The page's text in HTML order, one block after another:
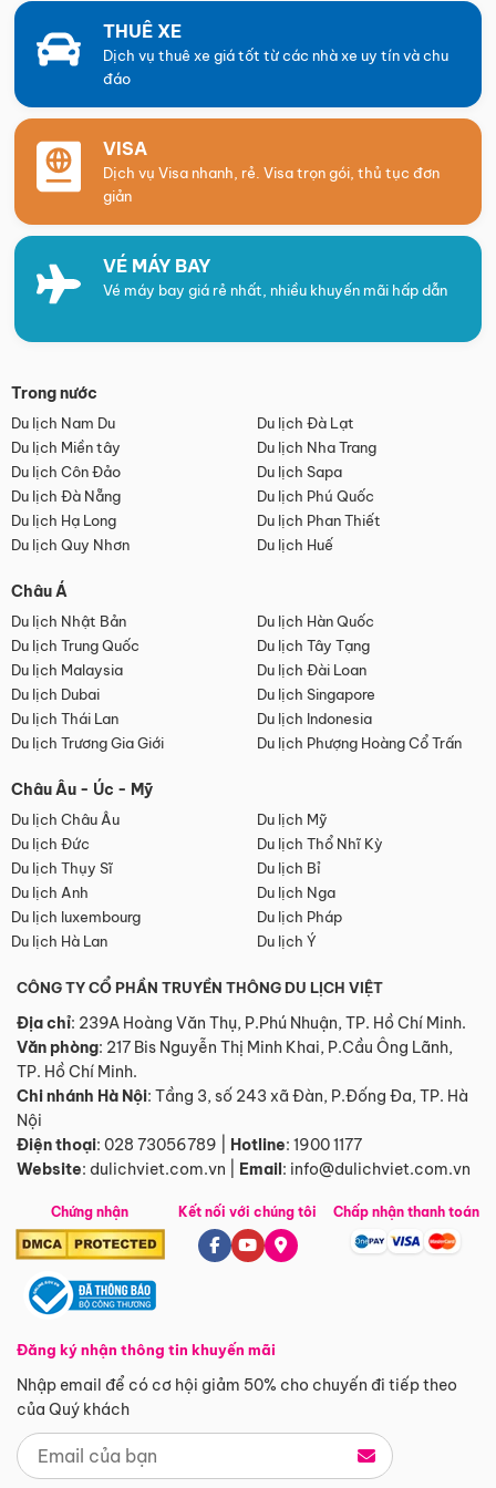
THUÊ XE
Dịch vụ thuê xe giá tốt từ các nhà xe uy tín và chu
đáo
VISA
Dịch vụ Visa nhanh, rẻ. Visa trọn gói, thủ tục đơn
giản
VÉ MÁY BAY
Vé máy bay giá rẻ nhất, nhiều khuyến mãi hấp dẫn
Trong nước
Du lịch Nam Du
Du lịch Đà Lạt
Du lịch Miền tây
Du lịch Nha Trang
Du lịch Côn Đảo
Du lịch Sapa
Du lịch Đà Nẵng
Du lịch Phú Quốc
Du lịch Hạ Long
Du lịch Phan Thiết
Du lịch Quy Nhơn
Du lịch Huế
Châu Á
Du lịch Nhật Bản
Du lịch Hàn Quốc
Du lịch Trung Quốc
Du lịch Tây Tạng
Du lịch Malaysia
Du lịch Đài Loan
Du lịch Dubai
Du lịch Singapore
Du lịch Thái Lan
Du lịch Indonesia
Du lịch Trương Gia Giới
Du lịch Phượng Hoàng Cổ Trấn
Châu Âu - Úc - Mỹ
Du lịch Châu Âu
Du lịch Mỹ
Du lịch Đức
Du lịch Thổ Nhĩ Kỳ
Du lịch Thụy Sĩ
Du lịch Bỉ
Du lịch Anh
Du lịch Nga
Du lịch luxembourg
Du lịch Pháp
Du lịch Hà Lan
Du lịch Ý
CÔNG TY CỔ PHẦN TRUYỀN THÔNG DU LỊCH VIỆT
Địa chỉ: 239A Hoàng Văn Thụ, P.Phú Nhuận, TP. Hồ Chí Minh.
Văn phòng: 217 Bis Nguyễn Thị Minh Khai, P.Cầu Ông Lãnh,
TP. Hồ Chí Minh.
Chi nhánh Hà Nội: Tầng 3, số 243 xã Đàn, P.Đống Đa, TP. Hà
Nội
Điện thoại: 028 73056789 Hotline: 1900 1177
Website: dulichviet.com.vn Email: info@dulichviet.com.vn
Chứng nhận
Đăng ký nhận thông tin khuyến mãi
Nhập email để có cơ hội giảm 50% cho chuyến đi tiếp theo
của Quý khách
Kết nối với chúng tôi Chấp nhận thanh toán